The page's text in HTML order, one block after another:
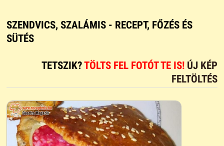
SZENDVICS, SZALÁMIS - RECEPT, FŐZÉS ÉS
SÜTÉS
TETSZIK?TÖLTS FEL FOTÓT TE IS! ÚJ KÉP
FELTÖLTÉS